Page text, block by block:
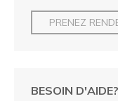
PRENEZ
BESOIN D'AIDE?